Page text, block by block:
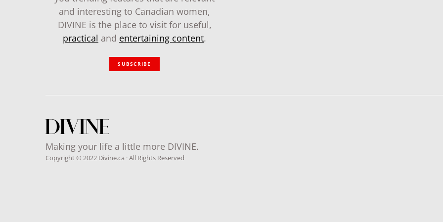
and interesting to Canadian women,
DIVINE is the place to visit for useful,
practical and entertaining content.
SUBSCRIBE
Making your life a little more DIVINE.
Copyright © 2022 Divine.ca · All Rights Reserved